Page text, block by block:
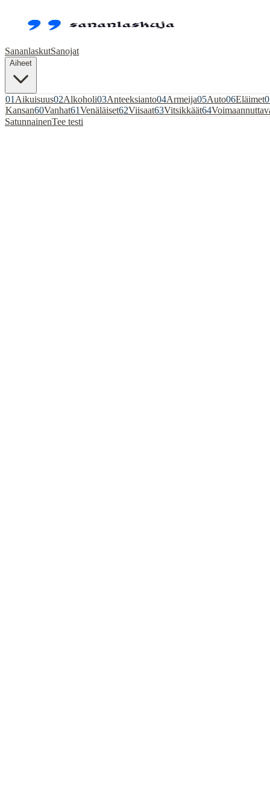
SananlaskutSanojat
Aiheet
01 Aikuisuus02Alkoholi03Anteeksianto04Armeija05Auto06Eläimet
Kansan60Vanhat61Venäläiset62Viisaat63Vitsikkäät64
SatunnainenTee testi